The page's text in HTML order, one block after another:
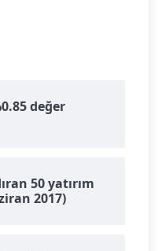
değer
50 yatırım
2017)